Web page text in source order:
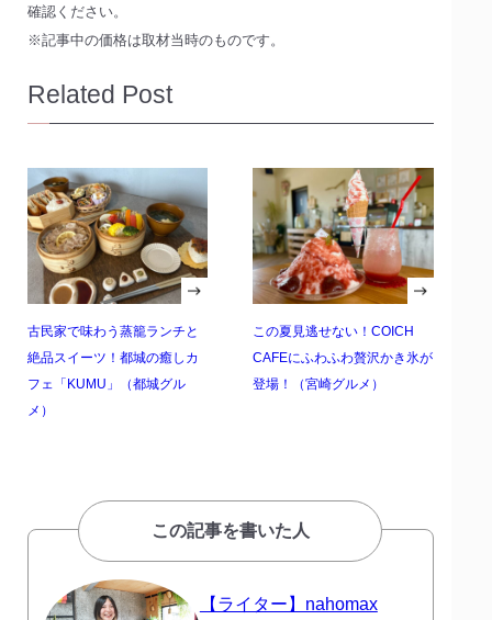
確認ください。
※記事中の価格は取材当時のものです。
Related Post
古民家で味わう蒸籠ランチと
絶品スイーツ！都城の癒しカ
フェ「KUMU」（都城グル
メ）
この夏見逃せない！COICH
CAFEにふわふわ贅沢かき氷が
登場！（宮崎グルメ）
この記事を書いた人
【ライター】nahomax